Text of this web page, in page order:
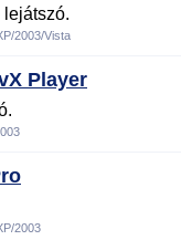
lejátszó.
2003/Vista
Player
2003